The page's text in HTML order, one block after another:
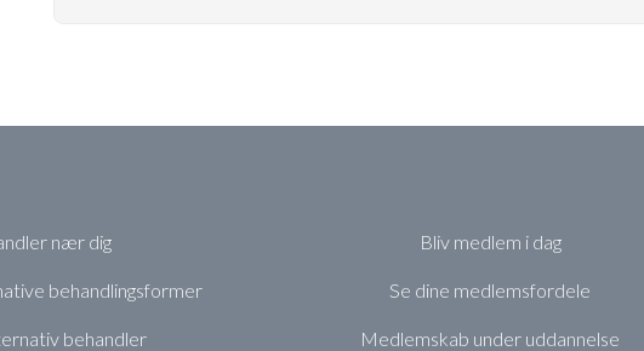
nær dig
behandlingsformer
behandler
Bliv medlem i dag
Se dine medlemsfordele
Medlemskab under uddannelse